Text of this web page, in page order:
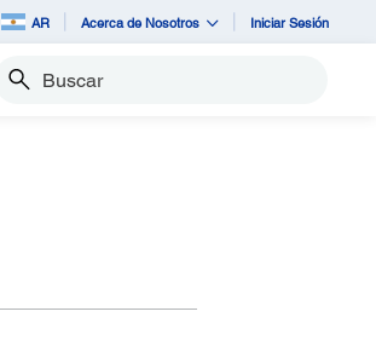
AR Acerca de Nosotros Iniciar Sesión
Buscar